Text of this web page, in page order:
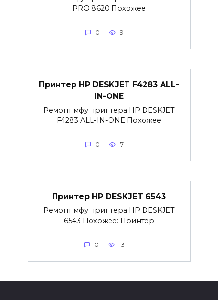
PRO 8620 Похожее
0 9
Принтер HP DESKJET F4283 ALL-
IN-ONE
Ремонт мфу принтера HP DESKJET
F4283 ALL-IN-ONE Похожее
0 7
Принтер HP DESKJET 6543
Ремонт мфу принтера HP DESKJET
6543 Похожее: Принтер
0 13